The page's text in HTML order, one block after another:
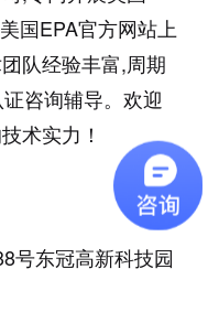
国EPA官方网站上
队经验丰富,周期
咨询辅导。欢迎
术实力！
号东冠高新科技园